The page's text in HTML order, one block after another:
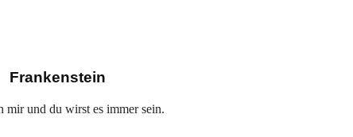
Frankenstein
und du wirst es immer sein.